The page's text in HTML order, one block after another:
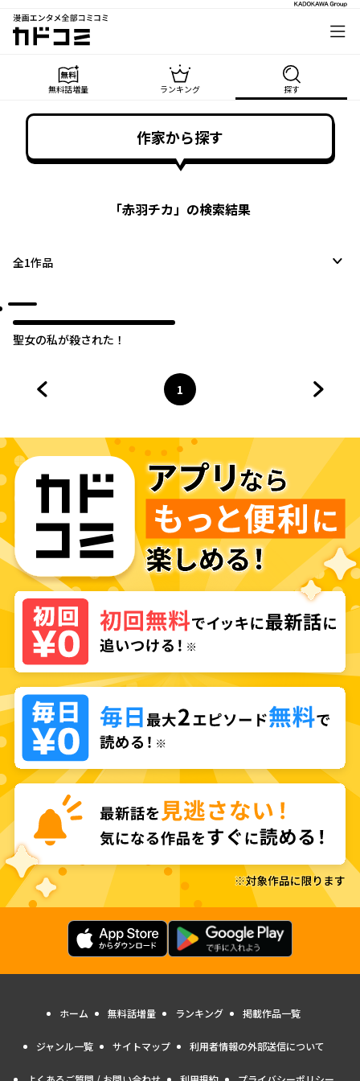
漫画エンタメ全部コミコミ
カドコミ
無料話増量 ランキング 探す
作家から探す
「赤羽チカ」の検索結果
全1作品
聖女の私が殺された！
ページ
1
へ
ホーム 無料話増量 ランキング 掲載作品一覧
ジャンル一覧 サイトマップ 利用者情報の外部送信について